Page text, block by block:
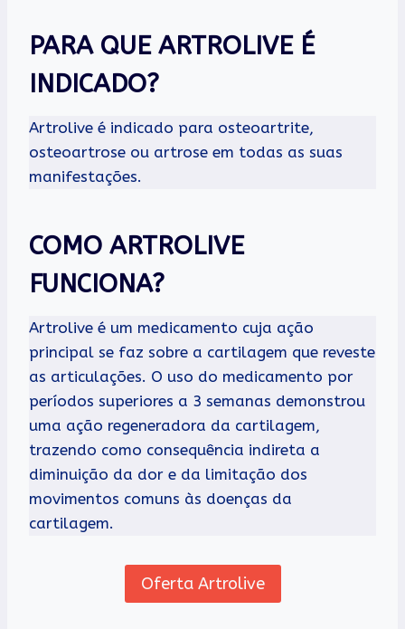
PARA QUE ARTROLIVE É
INDICADO?
Artrolive é indicado para osteoartrite,
osteoartrose ou artrose em todas as suas
manifestações.
COMO ARTROLIVE
FUNCIONA?
Artrolive é um medicamento cuja ação
principal se faz sobre a cartilagem que reveste
as articulações. O uso do medicamento por
períodos superiores a 3 semanas demonstrou
uma ação regeneradora da cartilagem,
trazendo como consequência indireta a
diminuição da dor e da limitação dos
movimentos comuns às doenças da
cartilagem.
Oferta Artrolive